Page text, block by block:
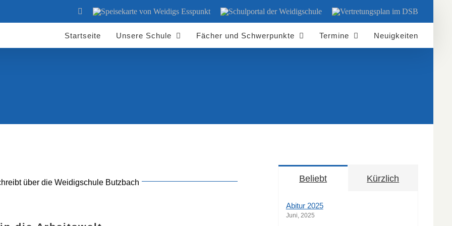
YouTube
Speisekarte
Esspunkt
Schulportal
Vertretungsplan
Startseite
Unsere Schule Fächer und Schwerpunkte Termine Neuigkeiten
über die Weidigschule Butzbach Beliebt Kürzlich
Abitur 2025
Juni, 2025